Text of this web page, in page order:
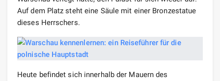
Auf dem Platz steht eine Säule mit einer Bronzestatue
dieses Herrschers.
Heute befindet sich innerhalb der Mauern des